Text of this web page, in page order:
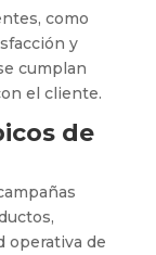
como
y
cumplan
el cliente.
de
operativa de